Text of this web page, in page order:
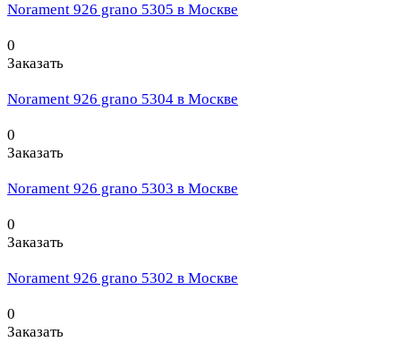
Norament 926 grano 5305 в Москве
0
Заказать
Norament 926 grano 5304 в Москве
0
Заказать
Norament 926 grano 5303 в Москве
0
Заказать
Norament 926 grano 5302 в Москве
0
Заказать